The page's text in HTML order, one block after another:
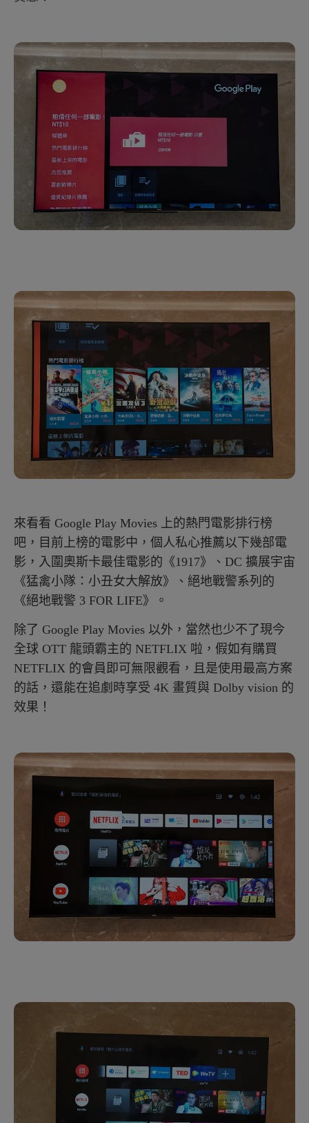
來看看 Google Play Movies 上的熱門電影排行榜
吧，目前上榜的電影中，個人私心推薦以下幾部電
影，入圍奧斯卡最佳電影的《1917》、DC 擴展宇宙
《猛禽小隊：小丑女大解放》、絕地戰警系列的
《絕地戰警 3 FOR LIFE》。
除了 Google Play Movies 以外，當然也少不了現今
全球 OTT 龍頭霸主的 NETFLIX 啦，假如有購買
NETFLIX 的會員即可無限觀看，且是使用最高方案
的話，還能在追劇時享受 4K 畫質與 Dolby vision 的
效果！